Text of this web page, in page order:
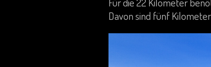
Davon sind fünf